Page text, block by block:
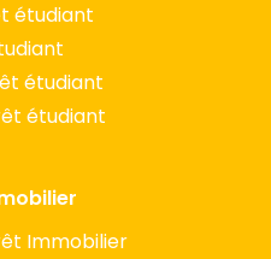
étudiant
étudiant
étudiant
Immobilier